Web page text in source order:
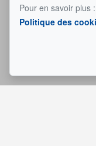
Pour en savoir plus :
Politique des